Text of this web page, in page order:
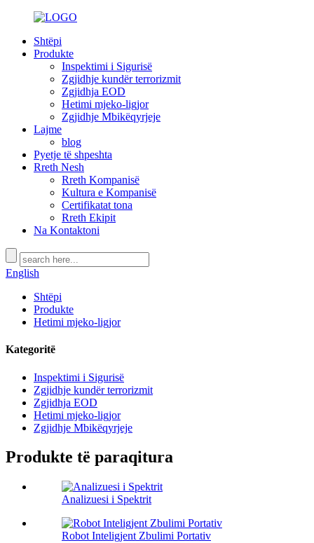
Shtëpi
Produkte
Inspektimi i Sigurisë
Zgjidhje kundër terrorizmit
Zgjidhja EOD
Hetimi mjeko-ligjor
Zgjidhje Mbikëqyrjeje
Lajme
blog
Pyetje të shpeshta
Rreth Nesh
Rreth Kompanisë
Kultura e Kompanisë
Certifikatat tona
Rreth Ekipit
Na Kontaktoni
English
Shtëpi
Produkte
Hetimi mjeko-ligjor
Kategoritë
Inspektimi i Sigurisë
Zgjidhje kundër terrorizmit
Zgjidhja EOD
Hetimi mjeko-ligjor
Zgjidhje Mbikëqyrjeje
Produkte të paraqitura
Analizuesi i Spektrit
Robot Inteligjent Zbulimi Portativ